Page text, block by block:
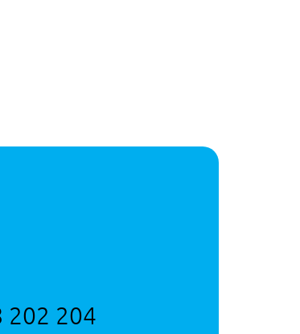
202 204